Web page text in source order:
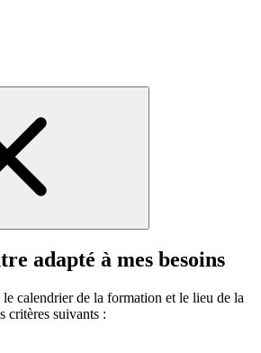
adapté à mes besoins
calendrier de la formation et le lieu de la
critères suivants :